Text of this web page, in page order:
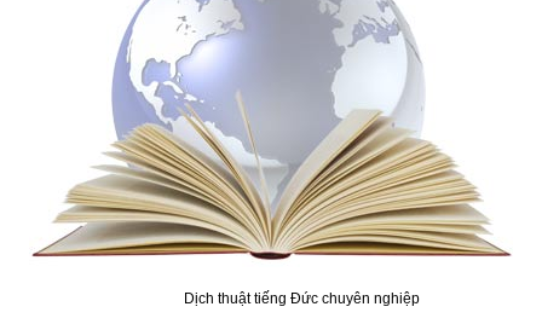
Dịch thuật tiếng Đức chuyên nghiệp